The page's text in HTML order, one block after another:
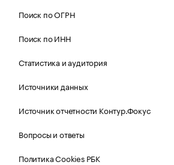
Поиск по ОГРН
Поиск по ИНН
Статистика и аудитория
Источники данных
Источник отчетности Контур.Фокус
Вопросы и ответы
Политика Cookies РБК